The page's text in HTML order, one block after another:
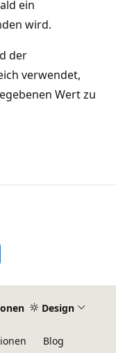
ein
wird.
der
verwendet,
Wert zu
Design
Blog